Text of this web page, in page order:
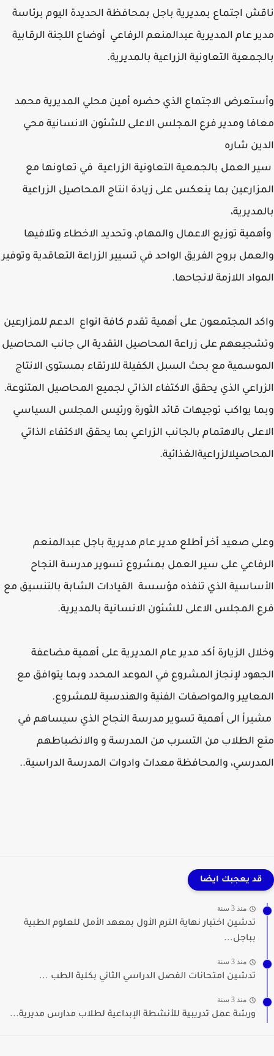
اجتماع بمديرية باجل بمحافظة الحديدة اليوم برئاسة
عام المديرية عبدالمنعم الرفاعي أوضاع اللجنة الرقابية
التعاونية الزراعية بالمديرية.
الاجتماع الذي حضره أمين محلي المديرية محمد
ومدير فرع المجلس الاعلى للشئون الانسانية محي
شاره
العمل بالجمعية التعاونية الزراعية في تعاونها مع
بما ينعكس على زيادة انتاج المحاصيل الزراعية
توزيع الاعمال والمهام، وتحديد الاخطاء وتلافيها
بروح الفريق الواحد في تسيير الزراعة التعاقدية وتوفير
اللازمة لانجاحها.
المجتمعون على أهمية تقدم كافة انواع الدعم للمزارعين
على زراعة المحاصيل النقدية الى جانب المحاصيل
مع بحث السبل الكفيلة للارتقاء بمستوى الانتاج
الذي يحقق الاكتفاء الذاتي لجميع المحاصيل المتنوعة.
يواكب توجيهات قائد الثورة ورئيس المجلس السياسي
بالاهتمام بالجانب الزراعي بما يحقق الاكتفاء الذاتي
صعيد أخر أطلع مدير عام مديرية باجل عبدالمنعم
على سير العمل بمشروع تسوير مدرسة النجاح
الذي تنفذه مؤسسة القيادات الشابة بالتنسيق مع
المجلس الاعلى للشئون الانسانية بالمديرية.
الزيارة أكد مدير عام المديرية على أهمية مضاعفة
لإنجاز المشروع في الموعد المحدد وبما يتوافق مع
والمواصفات الفنية والهندسية للمشروع.
الى أهمية تسوير مدرسة النجاح الذي سيساهم في
الطلاب من التسرب من المدرسة و والانضباطهم
والمحافظة معدات وادوات المدرسة الدراسية..
قد يعجبك ايضا
منذ 3 سنة
تدشين اختبار نهاية الترم الأول بمعهد الأمل للعلوم الطبية
بباجل...
منذ 3 سنة
تدشين امتحانات الفصل الدراسي الثاني بكلية الطب ...
منذ 3 سنة
ورشة عمل تدريبية للأنشطة الإبداعية لطلاب مدارس مديرية...